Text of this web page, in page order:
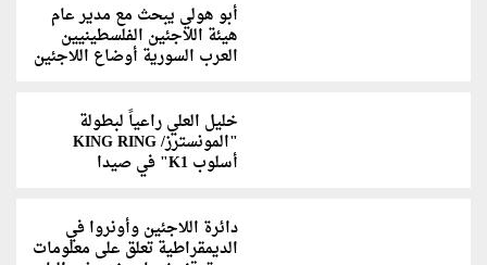
أبو هولي يبحث مع مدير عام
هيئة اللاجئين الفلسطينيين
العرب السورية أوضاع اللاجئين
خليل العلي راعياً لبطولة
"المونسترز/ KING RING
أسلوب K1" في صيدا
دائرة اللاجئين وأونروا في
الديمقراطية تعلق على معلومات